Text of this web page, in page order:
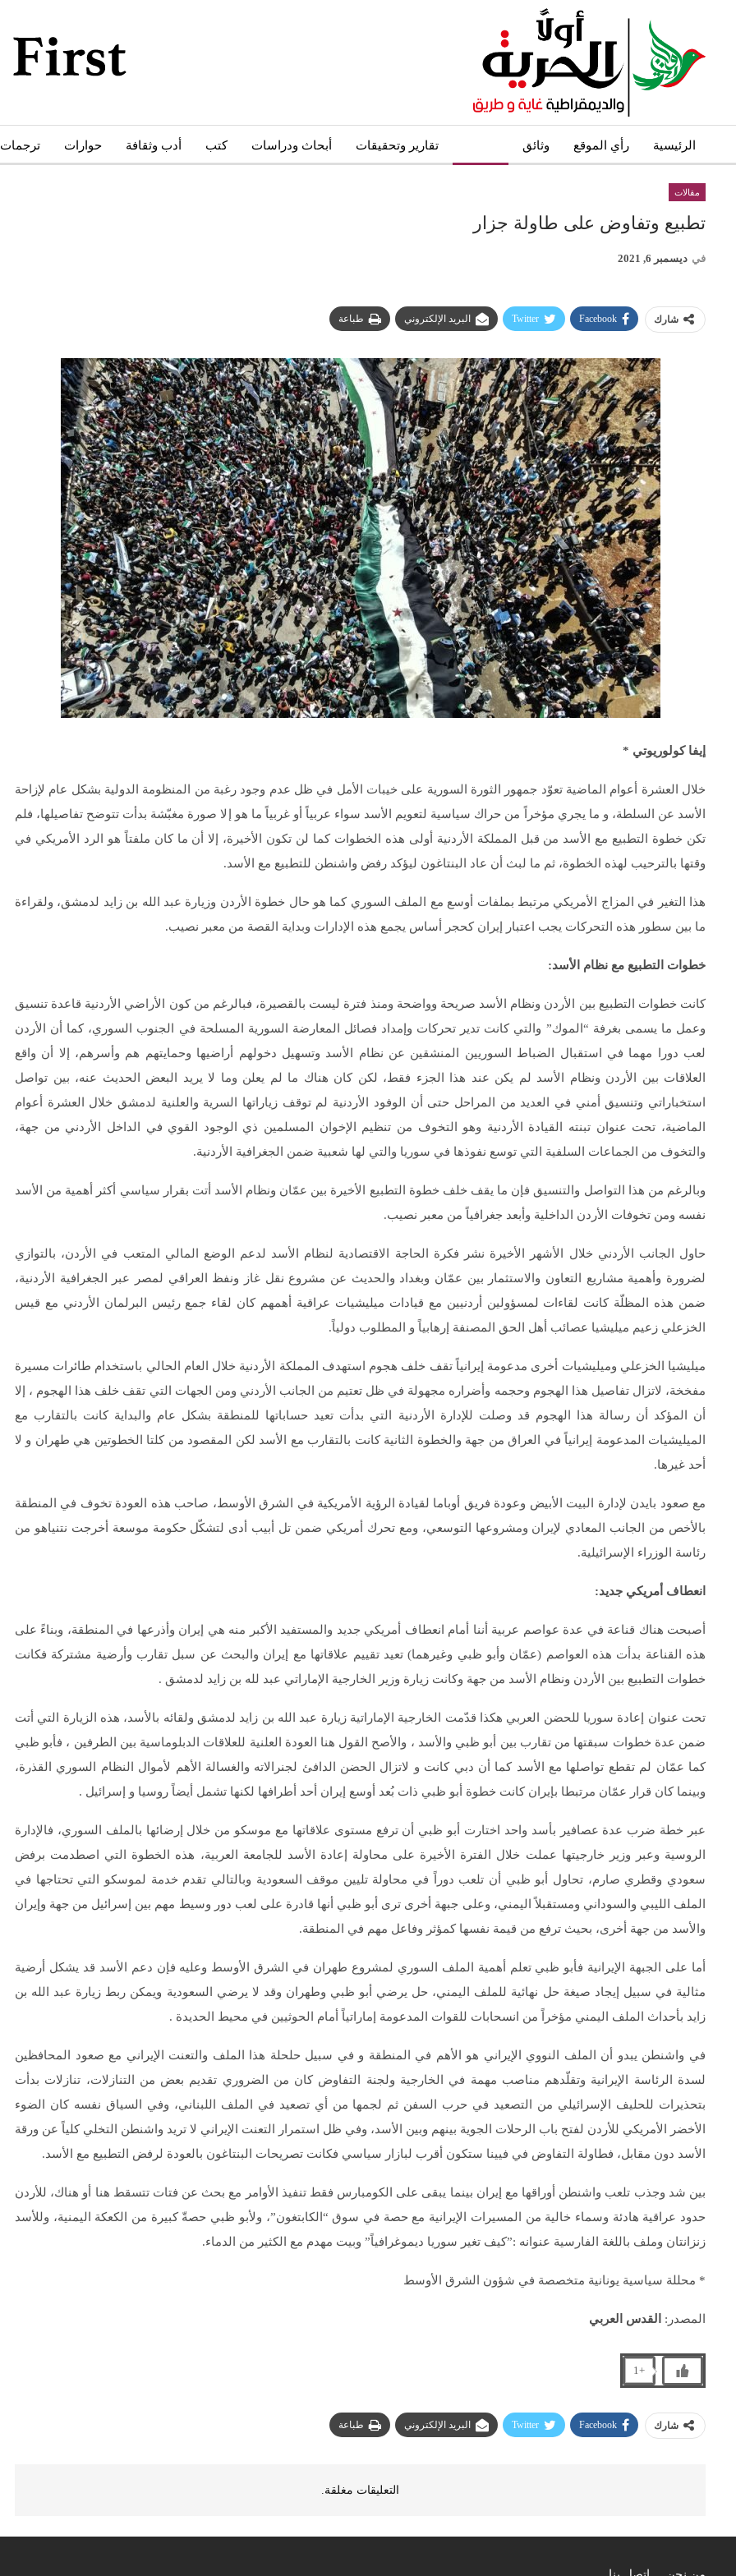
الرئيسية رأي الموقع وثائق تقارير وتحقيقات أبحاث ودراسات كتب أدب وثقافة حوارات ترجمات
مقالات
تطبيع وتفاوض على طاولة جزار
في ديسمبر 6, 2021
شارك Facebook
Twitter البريد الإلكتروني طباعة
إيفا كولوريوتي *
خلال العشرة أعوام الماضية تعوّد جمهور الثورة السورية على خيبات الأمل في ظل عدم وجود رغبة من المنظومة الدولية بشكل عام لإزاحة
الأسد عن السلطة، و ما يجري مؤخراً من حراك سياسية لتعويم الأسد سواء عربياً أو غربياً ما هو إلا صورة مغبّشة بدأت تتوضح تفاصيلها، فلم
تكن خطوة التطبيع مع الأسد من قبل المملكة الأردنية أولى هذه الخطوات كما لن تكون الأخيرة، إلا أن ما كان ملفتاً هو الرد الأمريكي في
وقتها بالترحيب لهذه الخطوة، ثم ما لبث أن عاد البنتاغون ليؤكد رفض واشنطن للتطبيع مع الأسد.
هذا التغير في المزاج الأمريكي مرتبط بملفات أوسع مع الملف السوري كما هو حال خطوة الأردن وزيارة عبد الله بن زايد لدمشق، ولقراءة
ما بين سطور هذه التحركات يجب اعتبار إيران كحجر أساس يجمع هذه الإدارات وبداية القصة من معبر نصيب.
خطوات التطبيع مع نظام الأسد:
كانت خطوات التطبيع بين الأردن ونظام الأسد صريحة وواضحة ومنذ فترة ليست بالقصيرة، فبالرغم من كون الأراضي الأردنية قاعدة تنسيق
وعمل ما يسمى بغرفة “الموك” والتي كانت تدير تحركات وإمداد فصائل المعارضة السورية المسلحة في الجنوب السوري، كما أن الأردن
لعب دورا مهما في استقبال الضباط السوريين المنشقين عن نظام الأسد وتسهيل دخولهم أراضيها وحمايتهم هم وأسرهم، إلا أن واقع
العلاقات بين الأردن ونظام الأسد لم يكن عند هذا الجزء فقط، لكن كان هناك ما لم يعلن وما لا يريد البعض الحديث عنه، بين تواصل
استخباراتي وتنسيق أمني في العديد من المراحل حتى أن الوفود الأردنية لم توقف زياراتها السرية والعلنية لدمشق خلال العشرة أعوام
الماضية، تحت عنوان تبنته القيادة الأردنية وهو التخوف من تنظيم الإخوان المسلمين ذي الوجود القوي في الداخل الأردني من جهة،
والتخوف من الجماعات السلفية التي توسع نفوذها في سوريا والتي لها شعبية ضمن الجغرافية الأردنية.
وبالرغم من هذا التواصل والتنسيق فإن ما يقف خلف خطوة التطبيع الأخيرة بين عمّان ونظام الأسد أتت بقرار سياسي أكثر أهمية من الأسد
نفسه ومن تخوفات الأردن الداخلية وأبعد جغرافياً من معبر نصيب.
حاول الجانب الأردني خلال الأشهر الأخيرة نشر فكرة الحاجة الاقتصادية لنظام الأسد لدعم الوضع المالي المتعب في الأردن، بالتوازي
لضرورة وأهمية مشاريع التعاون والاستثمار بين عمّان وبغداد والحديث عن مشروع نقل غاز ونفظ العراقي لمصر عبر الجغرافية الأردنية،
ضمن هذه المظلّة كانت لقاءات لمسؤولين أردنيين مع قيادات ميليشيات عراقية أهمهم كان لقاء جمع رئيس البرلمان الأردني مع قيس
الخزعلي زعيم ميليشيا عصائب أهل الحق المصنفة إرهابياً و المطلوب دولياً.
ميليشيا الخزعلي وميليشيات أخرى مدعومة إيرانياً تقف خلف هجوم استهدف المملكة الأردنية خلال العام الحالي باستخدام طائرات مسيرة
مفخخة، لاتزال تفاصيل هذا الهجوم وحجمه وأضراره مجهولة في ظل تعتيم من الجانب الأردني ومن الجهات التي تقف خلف هذا الهجوم ، إلا
أن المؤكد أن رسالة هذا الهجوم قد وصلت للإدارة الأردنية التي بدأت تعيد حساباتها للمنطقة بشكل عام والبداية كانت بالتقارب مع
الميليشيات المدعومة إيرانياً في العراق من جهة والخطوة الثانية كانت بالتقارب مع الأسد لكن المقصود من كلتا الخطوتين هي طهران و لا
أحد غيرها.
مع صعود بايدن لإدارة البيت الأبيض وعودة فريق أوباما لقيادة الرؤية الأمريكية في الشرق الأوسط، صاحب هذه العودة تخوف في المنطقة
بالأخص من الجانب المعادي لإيران ومشروعها التوسعي، ومع تحرك أمريكي ضمن تل أبيب أدى لتشكّل حكومة موسعة أخرجت نتنياهو من
رئاسة الوزراء الإسرائيلية.
انعطاف أمريكي جديد:
أصبحت هناك قناعة في عدة عواصم عربية أننا أمام انعطاف أمريكي جديد والمستفيد الأكبر منه هي إيران وأذرعها في المنطقة، وبناءً على
هذه القناعة بدأت هذه العواصم (عمّان وأبو ظبي وغيرهما) تعيد تقييم علاقاتها مع إيران والبحث عن سبل تقارب وأرضية مشتركة فكانت
خطوات التطبيع بين الأردن ونظام الأسد من جهة وكانت زيارة وزير الخارجية الإماراتي عبد لله بن زايد لدمشق .
تحت عنوان إعادة سوريا للحضن العربي هكذا قدّمت الخارجية الإماراتية زيارة عبد الله بن زايد لدمشق ولقائه بالأسد، هذه الزيارة التي أتت
ضمن عدة خطوات سبقتها من تقارب بين أبو ظبي والأسد ، والأصح القول هنا العودة العلنية للعلاقات الدبلوماسية بين الطرفين ، فأبو ظبي
كما عمّان لم تقطع تواصلها مع الأسد كما أن دبي كانت و لاتزال الحضن الدافئ لجنرالاته والغسالة الأهم لأموال النظام السوري القذرة،
وبينما كان قرار عمّان مرتبطا بإيران كانت خطوة أبو ظبي ذات بُعد أوسع إيران أحد أطرافها لكنها تشمل أيضاً روسيا و إسرائيل .
عبر خطة ضرب عدة عصافير بأسد واحد اختارت أبو ظبي أن ترفع مستوى علاقاتها مع موسكو من خلال إرضائها بالملف السوري، فالإدارة
الروسية وعبر وزير خارجيتها عملت خلال الفترة الأخيرة على محاولة إعادة الأسد للجامعة العربية، هذه الخطوة التي اصطدمت برفض
سعودي وقطري صارم، تحاول أبو ظبي أن تلعب دوراً في محاولة تليين موقف السعودية وبالتالي تقدم خدمة لموسكو التي تحتاجها في
الملف الليبي والسوداني ومستقبلاً اليمني، وعلى جبهة أخرى ترى أبو ظبي أنها قادرة على لعب دور وسيط مهم بين إسرائيل من جهة وإيران
والأسد من جهة أخرى، بحيث ترفع من قيمة نفسها كمؤثر وفاعل مهم في المنطقة.
أما على الجبهة الإيرانية فأبو ظبي تعلم أهمية الملف السوري لمشروع طهران في الشرق الأوسط وعليه فإن دعم الأسد قد يشكل أرضية
مثالية في سبيل إيجاد صيغة حل نهائية للملف اليمني، حل يرضي أبو ظبي وطهران وقد لا يرضي السعودية ويمكن ربط زيارة عبد الله بن
زايد بأحداث الملف اليمني مؤخراً من انسحابات للقوات المدعومة إماراتياً أمام الحوثيين في محيط الحديدة .
في واشنطن يبدو أن الملف النووي الإيراني هو الأهم في المنطقة و في سبيل حلحلة هذا الملف والتعنت الإيراني مع صعود المحافظين
لسدة الرئاسة الإيرانية وتقلّدهم مناصب مهمة في الخارجية ولجنة التفاوض كان من الضروري تقديم بعض من التنازلات، تنازلات بدأت
بتحذيرات للحليف الإسرائيلي من التصعيد في حرب السفن ثم لجمها من أي تصعيد في الملف اللبناني، وفي السياق نفسه كان الضوء
الأخضر الأمريكي للأردن لفتح باب الرحلات الجوية بينهم وبين الأسد، وفي ظل استمرار التعنت الإيراني لا تريد واشنطن التخلي كلياً عن ورقة
الأسد دون مقابل، فطاولة التفاوض في فيينا ستكون أقرب لبازار سياسي فكانت تصريحات البنتاغون بالعودة لرفض التطبيع مع الأسد.
بين شد وجذب تلعب واشنطن أوراقها مع إيران بينما يبقى على الكومبارس فقط تنفيذ الأوامر مع بحث عن فتات تتسقط هنا أو هناك، للأردن
حدود عراقية هادئة وسماء خالية من المسيرات الإيرانية مع حصة في سوق “الكابتغون”، ولأبو ظبي حصةّ كبيرة من الكعكة اليمنية، وللأسد
زنزانتان وملف باللغة الفارسية عنوانه :”كيف تغير سوريا ديموغرافياً” وبيت مهدم مع الكثير من الدماء.
* محللة سياسية يونانية متخصصة في شؤون الشرق الأوسط
المصدر: القدس العربي
+1
شارك Facebook
Twitter البريد الإلكتروني طباعة
التعليقات مغلقة.
نحو استراتيجيّة للمعارضة السوريّة بشأن التحديات الصّهيونيّة
نوفمبر 27, 2024
قمة الرياض: أقوال تنتظر أفعالاً
نوفمبر 27, 2024
تعيينات ترامب: أنت لا تجني من الشوك العنب!
نوفمبر 27, 2024
ابن بطوطة عند تخوم سيبيريا!
نوفمبر 27, 2024
انجازات نتنياهو !